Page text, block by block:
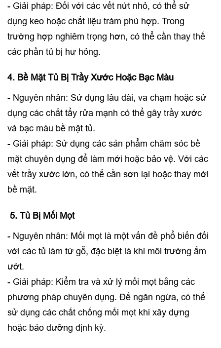
- Giải pháp: Đối với các vết nứt nhỏ, có thể sử
dụng keo hoặc chất liệu trám phù hợp. Trong
trường hợp nghiêm trọng hơn, có thể cần thay thế
các phần tủ bị hư hỏng.
4. Bề Mặt Tủ Bị Trầy Xước Hoặc Bạc Màu
- Nguyên nhân: Sử dụng lâu dài, va chạm hoặc sử
dụng các chất tẩy rửa mạnh có thể gây trầy xước
và bạc màu bề mặt tủ.
- Giải pháp: Sử dụng các sản phẩm chăm sóc bề
mặt chuyên dụng để làm mới hoặc bảo vệ. Với các
vết trầy xước lớn, có thể cần sơn lại hoặc thay mới
bề mặt.
5. Tủ Bị Mối Mọt
- Nguyên nhân: Mối mọt là một vấn đề phổ biến đối
với các tủ làm từ gỗ, đặc biệt là khi môi trường ẩm
ướt.
- Giải pháp: Kiểm tra và xử lý mối mọt bằng các
phương pháp chuyên dụng. Để ngăn ngừa, có thể
sử dụng các chất chống mối mọt khi xây dựng
hoặc bảo dưỡng định kỳ.